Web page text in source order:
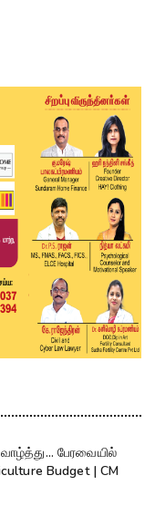
பேரவையில்
Budget | CM